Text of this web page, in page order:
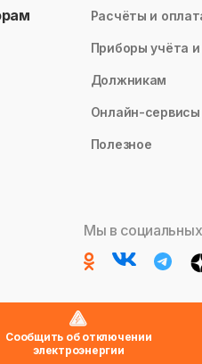
Расчёты и
Приборы учёта и
Должникам
Онлайн-сервисы
Полезное
Мы в
Сообщить об отключении
электроэнергии